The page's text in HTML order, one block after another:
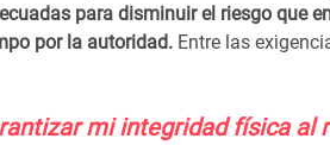
para disminuir el riesgo que
por la autoridad. Entre las
mi integridad física al